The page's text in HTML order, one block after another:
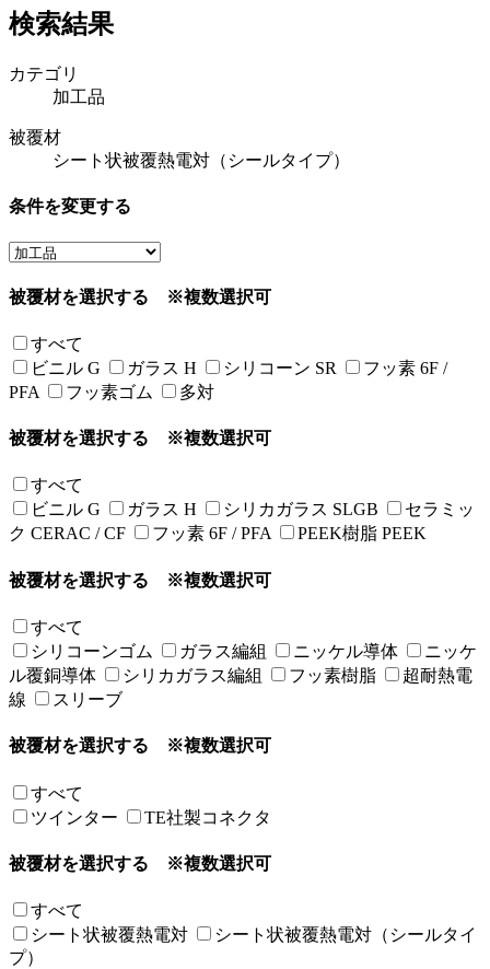
検索結果
カテゴリ
加工品
被覆材
シート状被覆熱電対（シールタイプ）
条件を変更する
被覆材を選択する ※複数選択可
すべて
ビニル G
ガラス H シリコーン SR
フッ素 6F /
PFA
フッ素ゴム 多対
被覆材を選択する ※複数選択可
すべて
ビニル G
ガラス H シリカガラス SLGB
セラミッ
ク CERAC / CF
フッ素 6F / PFA PEEK樹脂 PEEK
被覆材を選択する ※複数選択可
すべて
シリコーンゴム
ガラス編組 ニッケル導体
ニッケ
ル覆銅導体
シリカガラス編組 フッ素樹脂
超耐熱電
線
スリーブ
被覆材を選択する ※複数選択可
すべて
ツインター
TE社製コネクタ
被覆材を選択する ※複数選択可
すべて
シート状被覆熱電対
シート状被覆熱電対（シールタイ
プ）